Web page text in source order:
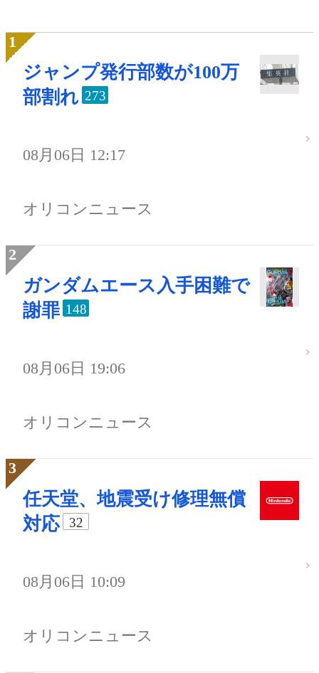
ジャンプ発行部数が100万
部割れ 273
08月06日 12:17
オリコンニュース
ガンダムエース入手困難で
謝罪 148
08月06日 19:06
オリコンニュース
任天堂、地震受け修理無償
対応
32
08月06日 10:09
オリコンニュース